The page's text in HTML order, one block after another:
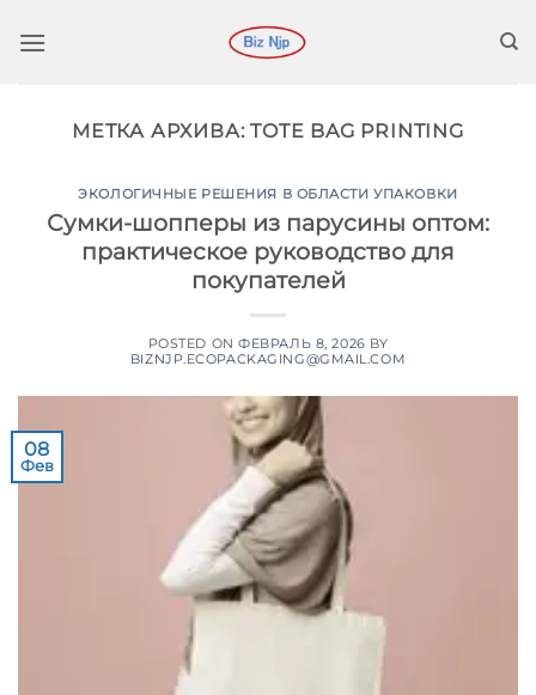
МЕТКА АРХИВА:TOTE BAG PRINTING
ЭКОЛОГИЧНЫЕ РЕШЕНИЯ В ОБЛАСТИ УПАКОВКИ
Сумки-шопперы из парусины оптом:
практическое руководство для
покупателей
POSTED ONФЕВРАЛЬ 8, 2026 BY
BIZNJP.ECOPACKAGING@GMAIL.COM
08
Фев